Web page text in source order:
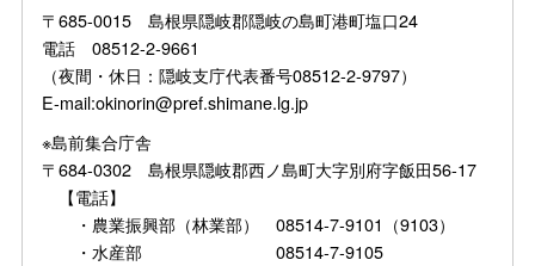
〒685-0015 島根県隠岐郡隠岐の島町港町塩口24
電話 08512-2-9661
（夜間・休日：隠岐支庁代表番号08512-2-9797）
E-mail:okinorin@pref.shimane.lg.jp
※島前集合庁舎
〒684-0302 島根県隠岐郡西ノ島町大字別府字飯田56-17
【電話】
・農業振興部（林業部） 08514-7-9101（9103）
・水産部 08514-7-9105